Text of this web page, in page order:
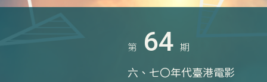
第 64 期
六、七〇年代臺港電影